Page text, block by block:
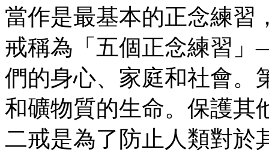
當作是最基本的正念練習
戒稱為「五個正念練習
們的身心、家庭和社會。
和礦物質的生命。保護其
二戒是為了防止人類對於